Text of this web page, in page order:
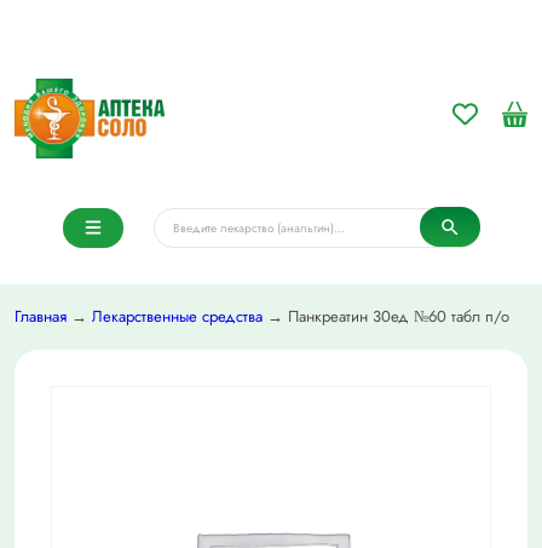
Главная → Лекарственные средства → Панкреатин 30ед №60 табл п/о